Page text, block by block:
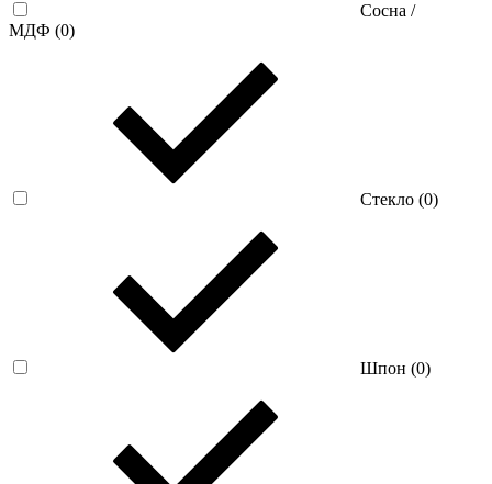
Сосна /
МДФ (0)
Стекло (0)
Шпон (0)